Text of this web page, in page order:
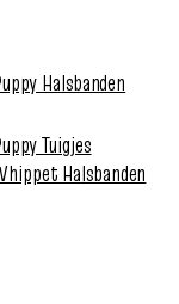
Halsbanden
Tuigjes
Halsbanden